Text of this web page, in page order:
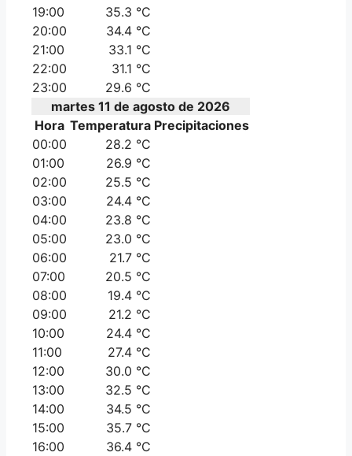
19:00
35.3 °C
20:00
34.4 °C
21:00
33.1 °C
22:00
31.1 °C
23:00
29.6 °C
martes 11 de agosto de 2026
Hora Temperatura Precipitaciones
00:00
28.2 °C
01:00
26.9 °C
02:00
25.5 °C
03:00
24.4 °C
04:00
23.8 °C
05:00
23.0 °C
06:00
21.7 °C
07:00
20.5 °C
08:00
19.4 °C
09:00
21.2 °C
10:00
24.4 °C
11:00
27.4 °C
12:00
30.0 °C
13:00
32.5 °C
14:00
34.5 °C
15:00
35.7 °C
16:00
36.4 °C